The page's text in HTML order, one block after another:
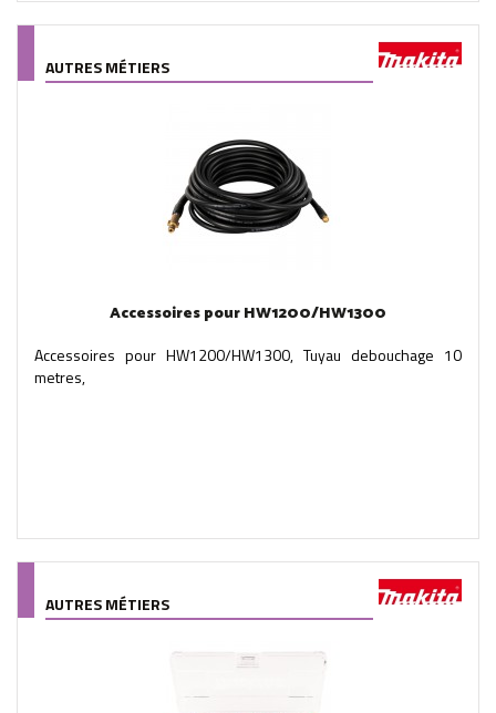
AUTRES MÉTIERS
Accessoires pour HW1200/HW1300
Accessoires pour HW1200/HW1300, Tuyau debouchage 10
metres,
AUTRES MÉTIERS